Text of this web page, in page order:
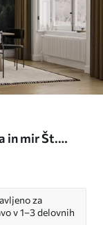
in mir Št.
za
v 1–3 delovnih